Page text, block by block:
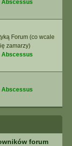
Abscessus
Forum (co wcale
zamarzy)
Abscessus
Abscessus
forum